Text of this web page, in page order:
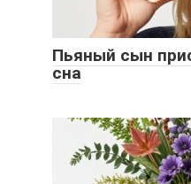
Пьяный сын
сна